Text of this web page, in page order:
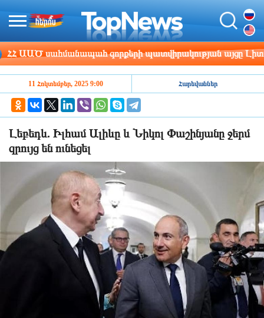
սահմանապահ զորքերի պատվիրակության այցը Լիտվա
11 Հոկտեմբեր, 2025 9:00 Հարեվաններ
Լեբեդև. Իլհամ Ալիևը և Նիկոլ Փաշինյանը ջերմ
զրույց են ունեցել